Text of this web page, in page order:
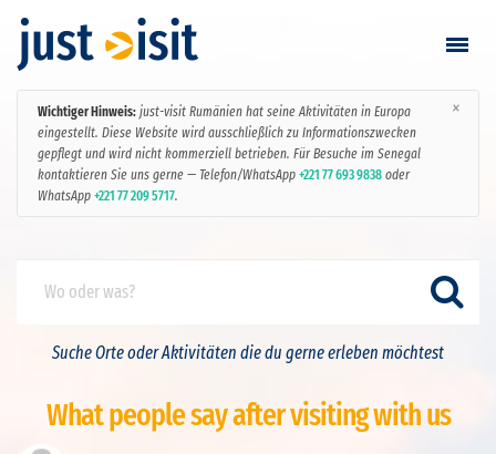
×
Wichtiger Hinweis: just-visit Rumänien hat seine Aktivitäten in Europa
eingestellt. Diese Website wird ausschließlich zu Informationszwecken
gepflegt und wird nicht kommerziell betrieben. Für Besuche im Senegal
kontaktieren Sie uns gerne — Telefon/WhatsApp +221 77 693 9838 oder
WhatsApp +221 77 209 5717.
Suche Orte oder Aktivitäten die du gerne erleben möchtest
What people say after visiting with us
Visit starten
Visit finden
Deutsch